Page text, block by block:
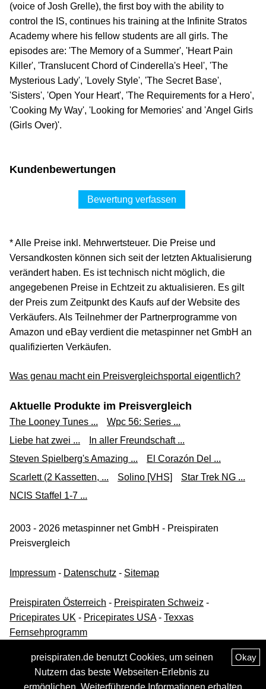
(voice of Josh Grelle), the first boy with the ability to
control the IS, continues his training at the Infinite Stratos
Academy where his fellow students are all girls. The
episodes are: 'The Memory of a Summer', 'Heart Pain
Killer', 'Translucent Chord of Cinderella's Heel', 'The
Mysterious Lady', 'Lovely Style', 'The Secret Base',
'Sisters', 'Open Your Heart', 'The Requirements for a Hero',
'Cooking My Way', 'Looking for Memories' and 'Angel Girls
(Girls Over)'.
Kundenbewertungen
Bewertung verfassen
* Alle Preise inkl. Mehrwertsteuer. Die Preise und
Versandkosten können sich seit der letzten Aktualisierung
verändert haben. Es ist technisch nicht möglich, die
angegebenen Preise in Echtzeit zu aktualisieren. Es gilt
der Preis zum Zeitpunkt des Kaufs auf der Website des
Verkäufers. Als Teilnehmer der Partnerprogramme von
Amazon und eBay verdient die metaspinner net GmbH an
qualifizierten Verkäufen.
Was genau macht ein Preisvergleichsportal eigentlich?
Aktuelle Produkte im Preisvergleich
The Looney Tunes ...
Wpc 56: Series ...
Liebe hat zwei ...
In aller Freundschaft ...
Steven Spielberg's Amazing ...
El Corazón Del ...
Scarlett (2 Kassetten, ...
Solino [VHS]
Star Trek NG ...
NCIS Staffel 1-7 ...
2003 - 2026 metaspinner net GmbH - Preispiraten
Preisvergleich
Impressum - Datenschutz - Sitemap
Preispiraten Österreich - Preispiraten Schweiz -
Pricepirates UK - Pricepirates USA- Texxas
Fernsehprogramm
Okay
preispiraten.de benutzt Cookies, um seinen
Nutzern das beste Webseiten-Erlebnis zu
ermöglichen. Weiterführende Informationen erhalten